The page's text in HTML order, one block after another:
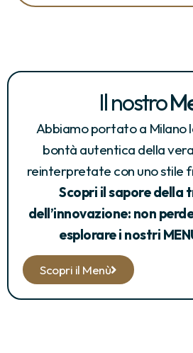
Il nostro
Abbiamo portato a Milano
bontà autentica della
reinterpretate con uno stile
Scopri il sapore della
dell’innovazione: non
esplorare i nostri
Scopri il Menù